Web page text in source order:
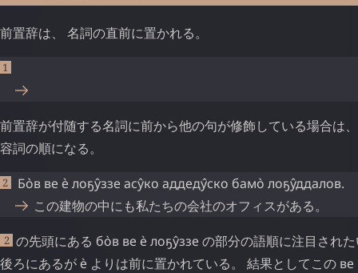
前置辞は、 名詞の直前に置かれる。
前置辞が付随する名詞に前から他の句が修飾している場合は
容詞の順になる。
Бо̀в ве ѐ лоҕу̂ззе асу̂ко аддеду̂ско бамо̀ лоҕу̂ддалов.
この建物の中にも私たちの会社のオフィスがある。
2 の先頭にある бо̀в ве ѐ лоҕу̂ззе の部分の語順に注目され
後ろにあるがѐ よりは前に置かれている。 結果としてこの ве